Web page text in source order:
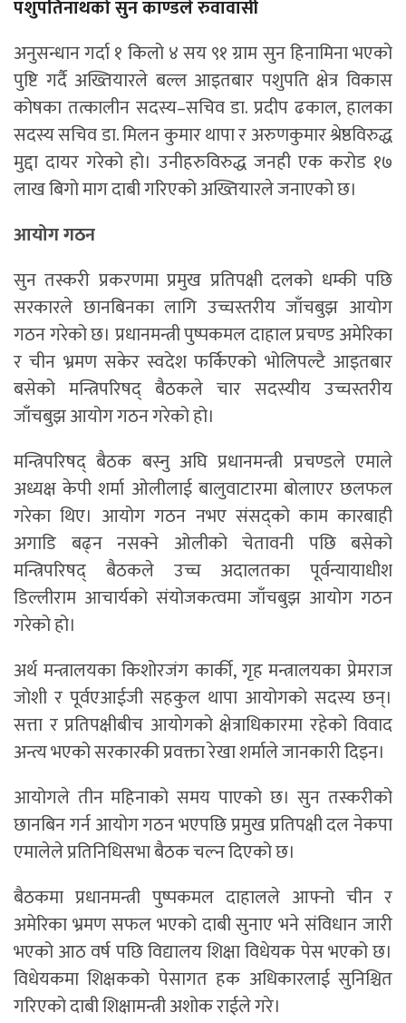
पशुपतिनाथको सुन काण्डले रुवावासी
अनुसन्धान गर्दा १ किलो ४ सय ९१ ग्राम सुन हिनामिना भएको
पुष्टि गर्दै अख्तियारले बल्ल आइतबार पशुपति क्षेत्र विकास
कोषका तत्कालीन सदस्य–सचिव डा. प्रदीप ढकाल, हालका
सदस्य सचिव डा. मिलन कुमार थापा र अरुणकुमार श्रेष्ठविरुद्ध
मुद्दा दायर गरेको हो। उनीहरुविरुद्ध जनही एक करोड १७
लाख बिगो माग दाबी गरिएको अख्तियारले जनाएको छ।
आयोग गठन
सुन तस्करी प्रकरणमा प्रमुख प्रतिपक्षी दलको धम्की पछि
सरकारले छानबिनका लागि उच्चस्तरीय जाँचबुझ आयोग
गठन गरेको छ। प्रधानमन्त्री पुष्पकमल दाहाल प्रचण्ड अमेरिका
र चीन भ्रमण सकेर स्वदेश फर्किएको भोलिपल्टै आइतबार
बसेको मन्त्रिपरिषद् बैठकले चार सदस्यीय उच्चस्तरीय
जाँचबुझ आयोग गठन गरेको हो।
मन्त्रिपरिषद् बैठक बस्नु अघि प्रधानमन्त्री प्रचण्डले एमाले
अध्यक्ष केपी शर्मा ओलीलाई बालुवाटारमा बोलाएर छलफल
गरेका थिए। आयोग गठन नभए संसद्को काम कारबाही
अगाडि बढ्न नसक्ने ओलीको चेतावनी पछि बसेको
मन्त्रिपरिषद् बैठकले उच्च अदालतका पूर्वन्यायाधीश
डिल्लीराम आचार्यको संयोजकत्वमा जाँचबुझ आयोग गठन
गरेको हो।
अर्थ मन्त्रालयका किशोरजंग कार्की, गृह मन्त्रालयका प्रेमराज
जोशी र पूर्वएआईजी सहकुल थापा आयोगको सदस्य छन्।
सत्ता र प्रतिपक्षीबीच आयोगको क्षेत्राधिकारमा रहेको विवाद
अन्त्य भएको सरकारकी प्रवक्ता रेखा शर्माले जानकारी दिइन।
आयोगले तीन महिनाको समय पाएको छ। सुन तस्करीको
छानबिन गर्न आयोग गठन भएपछि प्रमुख प्रतिपक्षी दल नेकपा
एमालेले प्रतिनिधिसभा बैठक चल्न दिएको छ।
बैठकमा प्रधानमन्त्री पुष्पकमल दाहालले आफ्नो चीन र
अमेरिका भ्रमण सफल भएको दाबी सुनाए भने संविधान जारी
भएको आठ वर्ष पछि विद्यालय शिक्षा विधेयक पेस भएको छ।
विधेयकमा शिक्षकको पेसागत हक अधिकारलाई सुनिश्चित
गरिएको दाबी शिक्षामन्त्री अशोक राईले गरे।